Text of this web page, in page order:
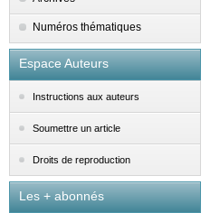
Numéros thématiques
Espace Auteurs
Instructions aux auteurs
Soumettre un article
Droits de reproduction
Les + abonnés